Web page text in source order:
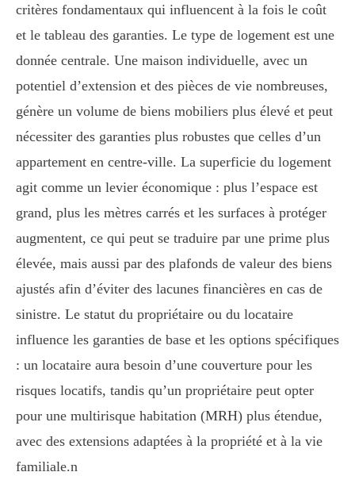
critères fondamentaux qui influencent à la fois le coût
et le tableau des garanties. Le type de logement est une
donnée centrale. Une maison individuelle, avec un
potentiel d’extension et des pièces de vie nombreuses,
génère un volume de biens mobiliers plus élevé et peut
nécessiter des garanties plus robustes que celles d’un
appartement en centre-ville. La superficie du logement
agit comme un levier économique : plus l’espace est
grand, plus les mètres carrés et les surfaces à protéger
augmentent, ce qui peut se traduire par une prime plus
élevée, mais aussi par des plafonds de valeur des biens
ajustés afin d’éviter des lacunes financières en cas de
sinistre. Le statut du propriétaire ou du locataire
influence les garanties de base et les options spécifiques
: un locataire aura besoin d’une couverture pour les
risques locatifs, tandis qu’un propriétaire peut opter
pour une multirisque habitation (MRH) plus étendue,
avec des extensions adaptées à la propriété et à la vie
familiale.n